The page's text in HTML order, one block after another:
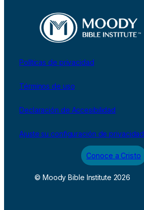
Políticas de privacidad
Términos de uso
Declaración de Accesibilidad
Ajuste su configuración de privacidad
Conoce a Cristo
© Moody Bible Institute 2026